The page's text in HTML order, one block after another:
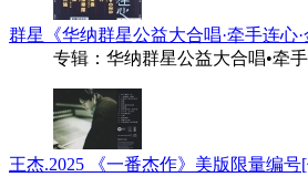
群星《华纳群星公益大合唱·牵手连心·
专辑：华纳群星公益大合唱•牵
王杰.2025 《一番杰作》美版限量编号